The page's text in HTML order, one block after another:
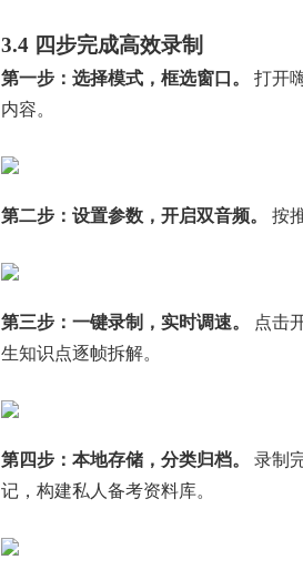
3.4 四步完成高效录制
第一步：选择模式，框选窗口。
打开
内容。
第二步：设置参数，开启双音频。 按
第三步：一键录制，实时调速。
点击
生知识点逐帧拆解。
第四步：本地存储，分类归档。
录制
记，构建私人备考资料库。